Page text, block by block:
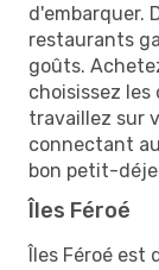
d'embarquer.
restaurants
goûts.
choisissez les
travaillez sur
connectant
bon petit-
Îles Féroé
Îles Féroé est